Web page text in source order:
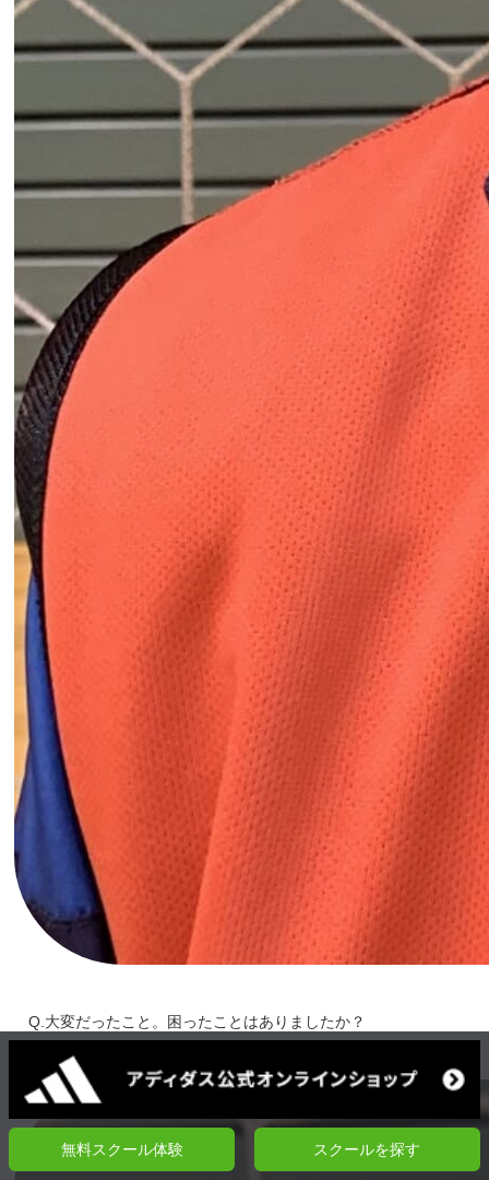
Q.大変だったこと。困ったことはありましたか？
無料スクール体験 スクールを探す